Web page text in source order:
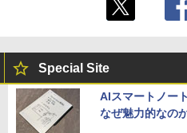
Special Site
AIスマートノー
なぜ魅力的なの